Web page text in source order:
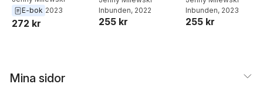
E-bok 2023
272 kr
Inbunden, 2022
255 kr
Inbunden, 2023
255 kr
Mina sidor